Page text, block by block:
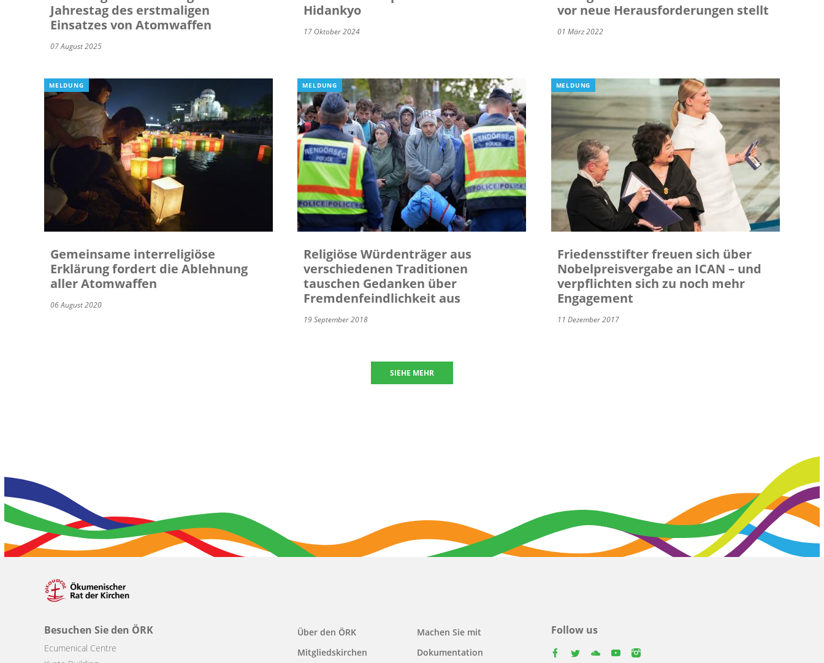
Jahrestag des erstmaligen
Einsatzes von Atomwaffen
07 August 2025
Hidankyo
17 Oktober 2024
vor neue Herausforderungen stellt
01 März 2022
MELDUNG
Gemeinsame interreligiöse
Erklärung fordert die Ablehnung
aller Atomwaffen
06 August 2020
MELDUNG
Religiöse Würdenträger aus
verschiedenen Traditionen
tauschen Gedanken über
Fremdenfeindlichkeit aus
19 September 2018
MELDUNG
Friedensstifter freuen sich über
Nobelpreisvergabe an ICAN – und
verpflichten sich zu noch mehr
Engagement
11 Dezember 2017
SIEHE MEHR
Besuchen Sie den ÖRK
Ecumenical Centre
Main
navigation
Über den ÖRK
Mitgliedskirchen
Machen Sie mit
Dokumentation
Follow us